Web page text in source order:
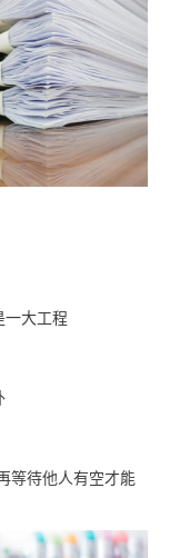
一大工程
等待他人有空才能